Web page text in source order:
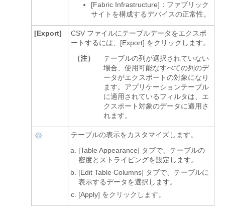
[Fabric Infrastructure]：ファブリック
サイトを構成するデバイスの正常性。
[Export]
CSV ファイルにテーブルデータをエクスポ
ートするには、[Export] をクリックします。
（注）
テーブルの列が選択されていない
場合、使用可能なすべての列のデ
ータがエクスポートの対象になり
ます。アプリケーションテーブル
に適用されているフィルタは、エ
クスポート対象のデータに適用さ
れます。
テーブルの表示をカスタマイズします。
[Table Appearance] タブで、テーブルの
密度とストライピングを設定します。
[Edit Table Columns] タブで、テーブルに
表示するデータを選択します。
[Apply] をクリックします。